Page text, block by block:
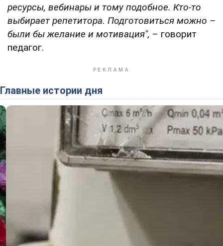
ресурсы, вебинары и тому подобное. Кто-то
выбирает репетитора. Подготовиться можно –
были бы желание и мотивация", – говорит
педагог.
Главные истории дня